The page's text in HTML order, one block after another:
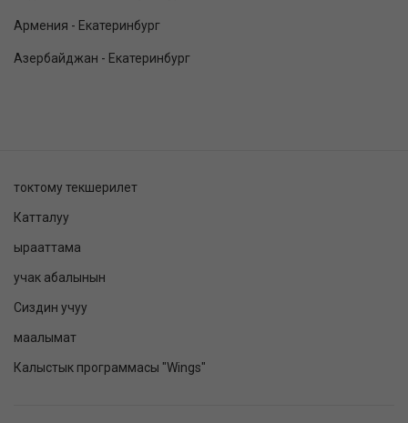
Армения - Екатеринбург
Азербайджан - Екатеринбург
токтому текшерилет
Катталуу
ырааттама
учак абалынын
Сиздин учуу
маалымат
Калыстык программасы "Wings"